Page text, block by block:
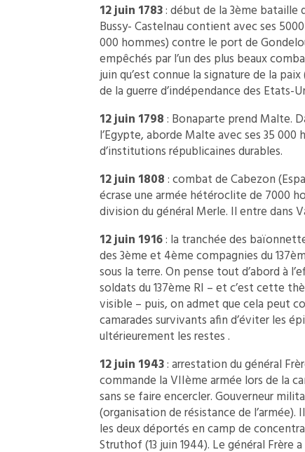
12 juin 1783: début de la 3ème bataille
Bussy- Castelnau contient avec ses
000 hommes) contre le port de
empêchés par l’un des plus beaux
juin qu’est connue la signature de la
de la guerre d’indépendance des Etats-
12 juin 1798: Bonaparte prend Malte.
l’Egypte, aborde Malte avec ses 35 000
d’institutions républicaines durables.
12 juin 1808: combat de Cabezon
écrase une armée hétéroclite de 7000
division du général Merle. Il entre dans
12 juin 1916: la tranchée des
des 3ème et 4ème compagnies du
sous la terre. On pense tout d’abord à
soldats du 137ème RI – et c’est cette
visible – puis, on admet que cela peut
camarades survivants afin d’éviter les
ultérieurement les restes .
12 juin 1943: arrestation du général
commande la VIIème armée lors de la
sans se faire encercler. Gouverneur
(organisation de résistance de
les deux déportés en camp de
Struthof (13 juin 1944). Le général Frère